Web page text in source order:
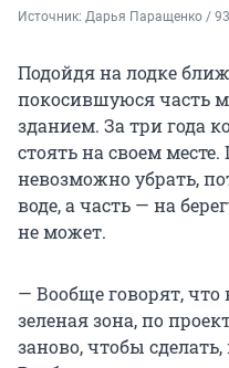
Источник: Дарья Паращенко /
Подойдя на лодке
покосившуюся часть
зданием. За три года
стоять на своем
невозможно убрать,
воде, а часть — на
не может.
— Вообще говорят, что
зеленая зона, по
заново, чтобы